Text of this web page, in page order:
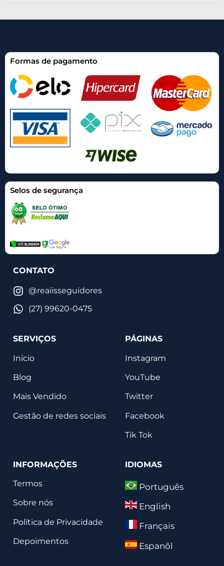
Formas de pagamento
Selos de segurança
CONTATO
@reaiisseguidores
(27) 99620-0475
SERVIÇOS
Início
Blog
Mais Vendido
Gestão de redes sociais
PÁGINAS
Instagram
YouTube
Twitter
Facebook
Tik Tok
INFORMAÇÕES
Termos
Sobre nós
Política de Privacidade
Depoimentos
IDIOMAS
Português
English
Français
Espanõl